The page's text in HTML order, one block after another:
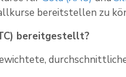
bereitstellen zu
bereitgestellt?